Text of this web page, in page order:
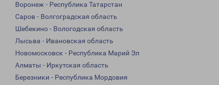
Воронеж - Республика Татарстан
Саров - Волгоградская область
Шебекино - Вологодская область
Лысьва - Ивановская область
Новомосковск - Республика Марий Эл
Алматы - Иркутская область
Березники - Республика Мордовия